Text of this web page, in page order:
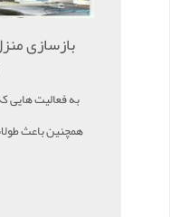
بازسازی
به فعالیت هایی
همچنین باعث